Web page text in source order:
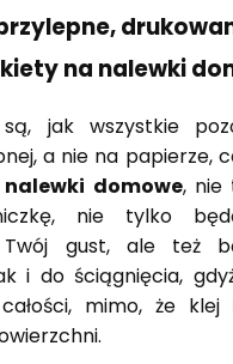
na nalewki
są, jak wszystkie
a nie na papierze,
domowe, nie
nie tylko
Twój gust, ale też
i do ściągnięcia,
mimo, że klej